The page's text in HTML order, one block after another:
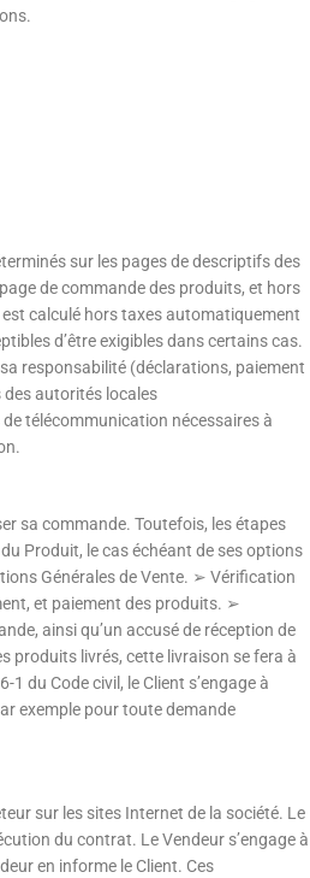
sur les pages de descriptifs des
de commande des produits, et hors
calculé hors taxes automatiquement
d’être exigibles dans certains cas.
responsabilité (déclarations, paiement
des autorités locales
télécommunication nécessaires à
sa commande. Toutefois, les étapes
Produit, le cas échéant de ses options
Générales de Vente. ➢ Vérification
et paiement des produits. ➢
ainsi qu’un accusé de réception de
produits livrés, cette livraison se fera à
du Code civil, le Client s’engage à
exemple pour toute demande
sur les sites Internet de la société. Le
du contrat. Le Vendeur s’engage à
en informe le Client. Ces